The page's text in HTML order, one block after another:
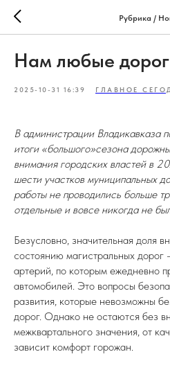
Рубрика /
Нам любые
2025-10-31 16:39 ГЛАВНОЕ
В администрации Владикавказа
итоги «большого»сезона
внимания городских властей в
шести участков муниципальных
работы не проводились больше
отдельные и вовсе никогда не
Безусловно, значительная доля
состоянию магистральных
артерий, по которым ежедневно
автомобилей. Это вопросы
развития, которые невозможны
дорог. Однако не остаются без
межквартального значения, от
зависит комфорт горожан.